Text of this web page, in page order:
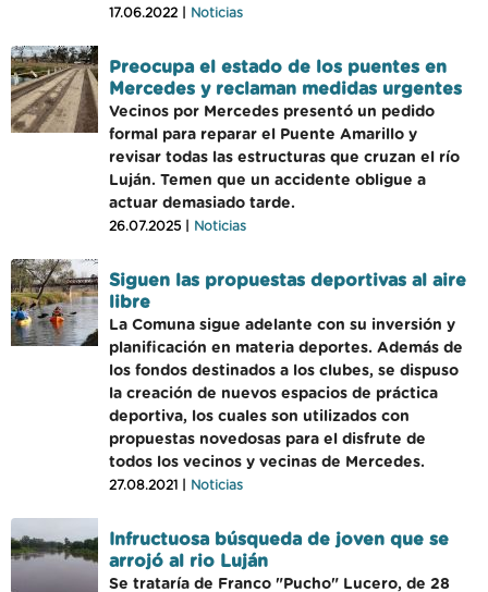
17.06.2022 | Noticias
Preocupa el estado de los puentes en
Mercedes y reclaman medidas urgentes
Vecinos por Mercedes presentó un pedido
formal para reparar el Puente Amarillo y
revisar todas las estructuras que cruzan el río
Luján. Temen que un accidente obligue a
actuar demasiado tarde.
26.07.2025 | Noticias
Siguen las propuestas deportivas al aire
libre
La Comuna sigue adelante con su inversión y
planificación en materia deportes. Además de
los fondos destinados a los clubes, se dispuso
la creación de nuevos espacios de práctica
deportiva, los cuales son utilizados con
propuestas novedosas para el disfrute de
todos los vecinos y vecinas de Mercedes.
27.08.2021 | Noticias
Infructuosa búsqueda de joven que se
arrojó al rio Luján
Se trataría de Franco "Pucho" Lucero, de 28